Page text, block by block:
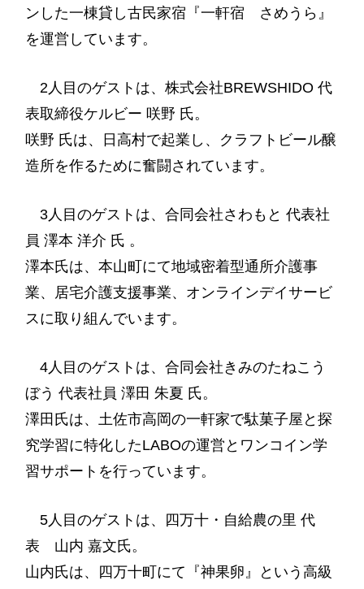
ンした一棟貸し古民家宿『一軒宿 さめうら』
を運営しています。
2人目のゲストは、株式会社BREWSHIDO 代
表取締役ケルビー 咲野 氏。
咲野 氏は、日高村で起業し、クラフトビール醸
造所を作るために奮闘されています。
3人目のゲストは、合同会社さわもと 代表社
員 澤本 洋介 氏 。
澤本氏は、本山町にて地域密着型通所介護事
業、居宅介護支援事業、オンラインデイサービ
スに取り組んでいます。
4人目のゲストは、合同会社きみのたねこう
ぼう 代表社員 澤田 朱夏 氏。
澤田氏は、土佐市高岡の一軒家で駄菓子屋と探
究学習に特化したLABOの運営とワンコイン学
習サポートを行っています。
5人目のゲストは、四万十・自給農の里 代
表 山内 嘉文氏。
山内氏は、四万十町にて『神果卵』
という高級